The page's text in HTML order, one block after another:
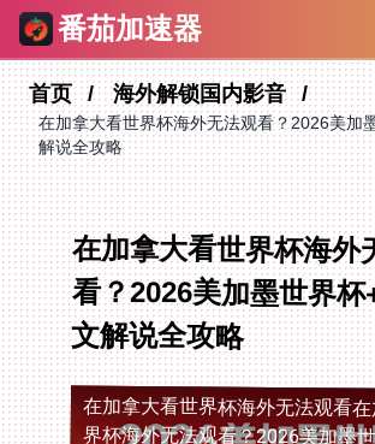
番茄加速器
首页 海外解锁国内影音
在加拿大看世界杯海外无法观看？2026美加
解说全攻略
在加拿大看世界杯海外
看？2026美加墨世界杯
文解说全攻略
在加拿大看世界杯海外无法观看界杯海